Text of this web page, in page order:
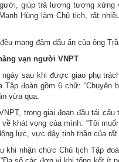
giúp trả lương tương
Hùng làm Chủ tịch, rất
mang đậm dấu ấn của ông
vạn người VNPT
sau khi được giao phụ
đoàn gồm 6 chữ:
vừa qua.
trong giai đoạn đầu tái
về khát vọng của mình: “Tôi
lực, vực dậy tinh thần của
khi nhận chức Chủ tịch Tập